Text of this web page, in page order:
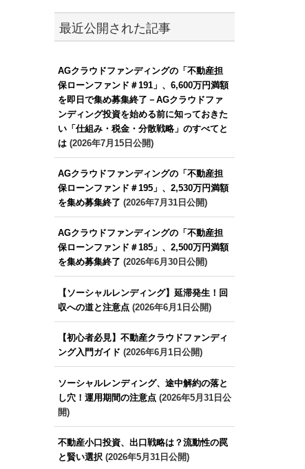
最近公開された記事
AGクラウドファンディングの「不動産担
保ローンファンド＃191」、6,600万円満額
を即日で集め募集終了－AGクラウドファ
ンディング投資を始める前に知っておきた
い「仕組み・税金・分散戦略」のすべてと
は(2026年7月15日公開)
AGクラウドファンディングの「不動産担
保ローンファンド＃195」、2,530万円満額
を集め募集終了 (2026年7月31日公開)
AGクラウドファンディングの「不動産担
保ローンファンド＃185」、2,500万円満額
を集め募集終了 (2026年6月30日公開)
【ソーシャルレンディング】延滞発生！回
収への道と注意点(2026年6月1日公開)
【初心者必見】不動産クラウドファンディ
ング入門ガイド (2026年6月1日公開)
ソーシャルレンディング、途中解約の落と
し穴！運用期間の注意点(2026年5月31日公
開)
不動産小口投資、出口戦略は？流動性の罠
と賢い選択(2026年5月31日公開)